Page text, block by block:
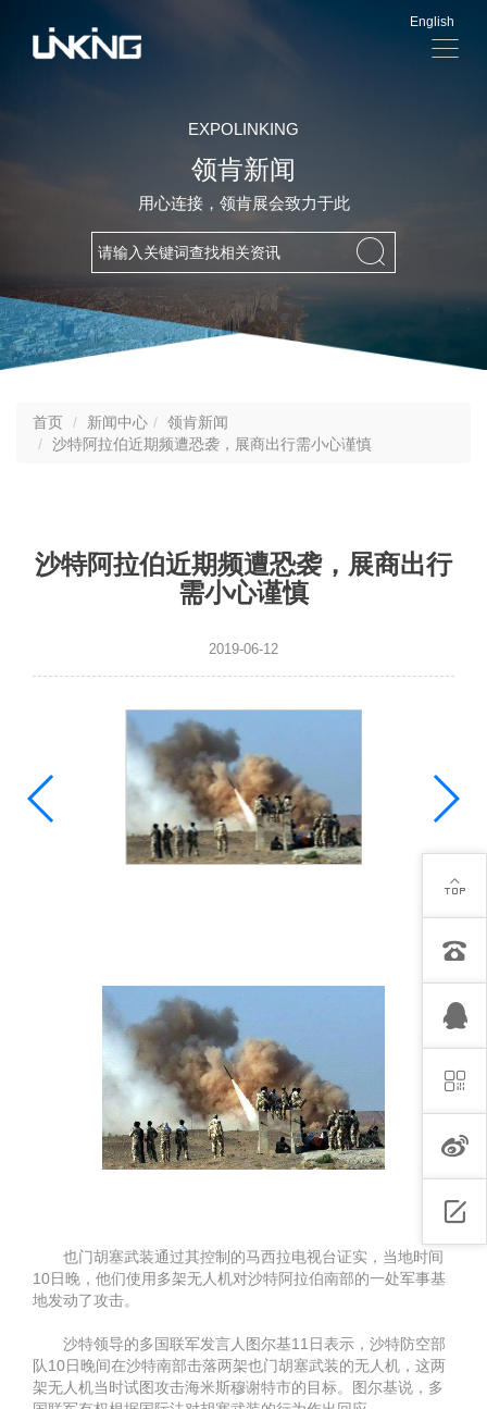
English
显
EXPOLINKING
领肯新闻
用心连接，领肯展会致力于此
首页 新闻中心
领肯新闻
沙特阿拉伯近期频遭恐袭，展商出行需小心谨慎
沙特阿拉伯近期频遭恐袭，展商出行
需小心谨慎
2019-06-12
也门胡塞武装通过其控制的马西拉电视台证实，当地时间
10日晚，他们使用多架无人机对沙特阿拉伯南部的一处军事基
地发动了攻击。
沙特领导的多国联军发言人图尔基11日表示，沙特防空部
队10日晚间在沙特南部击落两架也门胡塞武装的无人机，这两
架无人机当时试图攻击海米斯穆谢特市的目标。图尔基说，多